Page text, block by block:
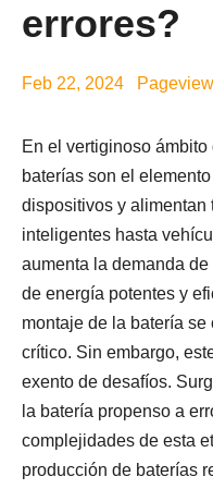
errores?
Feb 22, 2024
En el vertiginoso
baterías son el
dispositivos y alimentan
inteligentes hasta
aumenta la demanda
de energía potentes y
montaje de la batería se
crítico. Sin embargo,
exento de desafíos.
la batería propenso a
complejidades de esta
producción de baterías